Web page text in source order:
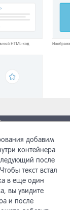
добавим
контейнера
после
текст встал
в еще один
вы увидите
и после